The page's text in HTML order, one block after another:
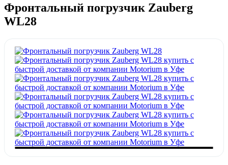
Фронтальный погрузчик Zauberg
WL28